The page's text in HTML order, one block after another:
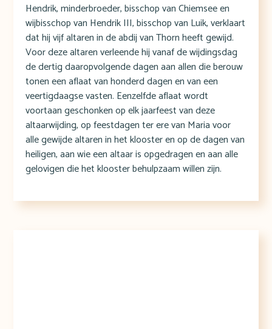
Hendrik, minderbroeder, bisschop van Chiemsee en
wijbisschop van Hendrik III, bisschop van Luik, verklaart
dat hij vijf altaren in de abdij van Thorn heeft gewijd.
Voor deze altaren verleende hij vanaf de wijdingsdag
de dertig daaropvolgende dagen aan allen die berouw
tonen een aflaat van honderd dagen en van een
veertigdaagse vasten. Eenzelfde aflaat wordt
voortaan geschonken op elk jaarfeest van deze
altaarwijding, op feestdagen ter ere van Maria voor
alle gewijde altaren in het klooster en op de dagen van
heiligen, aan wie een altaar is opgedragen en aan alle
gelovigen die het klooster behulpzaam willen zijn.